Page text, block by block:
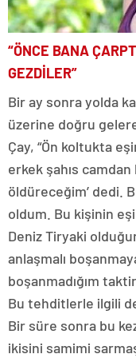
“ÖNCE BANA
GEZDİLER”
Bir ay sonra yolda
üzerine doğru
Çay, “Ön koltukta
erkek şahıs camdan
öldüreceğim’ dedi.
oldum. Bu kişinin
Deniz Tiryaki
anlaşmalı
boşanmadığım
Bu tehditlerle ilgili
Bir süre sonra bu
ikisini samimi